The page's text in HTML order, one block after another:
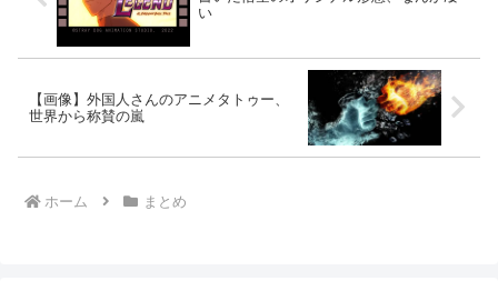
い
【画像】外国人さんのアニメタトゥー、
世界から称賛の嵐
ホーム まとめ